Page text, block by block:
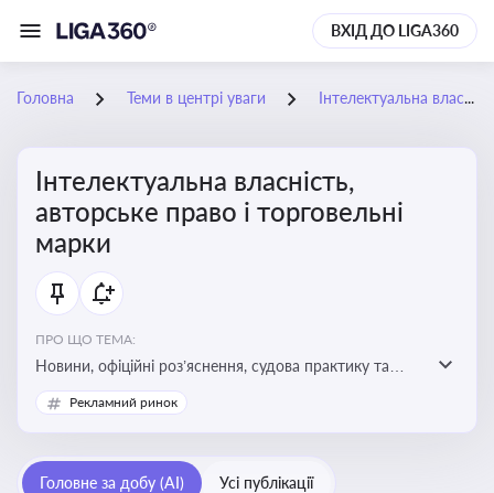
ВХІД ДО LIGA360
Головна Теми в центрі уваги Інтелектуальна власність, авторське право і торговельні марки
Інтелектуальна власність,
авторське право і торговельні
марки
ПРО ЩО ТЕМА:
Новини, офіційні роз’яснення, судова практику та
експертні матеріали, що стосуються авторського
права, реєстрації та захисту торговельних марок,
власності, а також змін у законодавстві у цій сфері
Рекламний ринок
Головне за добу (AI) Усі публікації